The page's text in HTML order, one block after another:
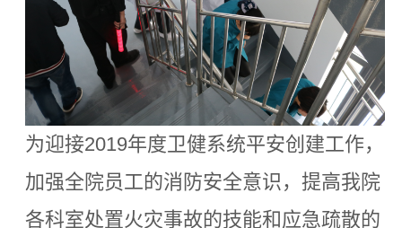
为迎接2019年度卫健系统平安创建工作，
加强全院员工的消防安全意识，提高我院
各科室处置火灾事故的技能和应急疏散的